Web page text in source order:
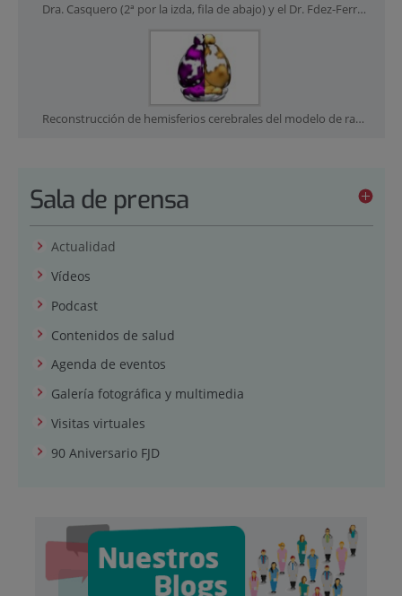
Dra. Casquero (2ª por la izda, fila de abajo) y el Dr. Fdez-Ferro (1º por la dcha, fila de arriba), junto a algunos de los otros autores del estudio
Reconstrucción de hemisferios cerebrales del modelo de ratón de alzhéimer, con zonas con mayor captación de la sonda de fibrina (violeta) y plaquetas (dorado)
Sala de prensa
Actualidad
Vídeos
Podcast
Contenidos de salud
Agenda de eventos
Galería fotográfica y multimedia
Visitas virtuales
90 Aniversario FJD